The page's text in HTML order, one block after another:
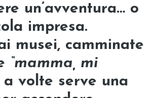
un’avventura… o
impresa.
musei, camminate
“mamma, mi
a volte serve una